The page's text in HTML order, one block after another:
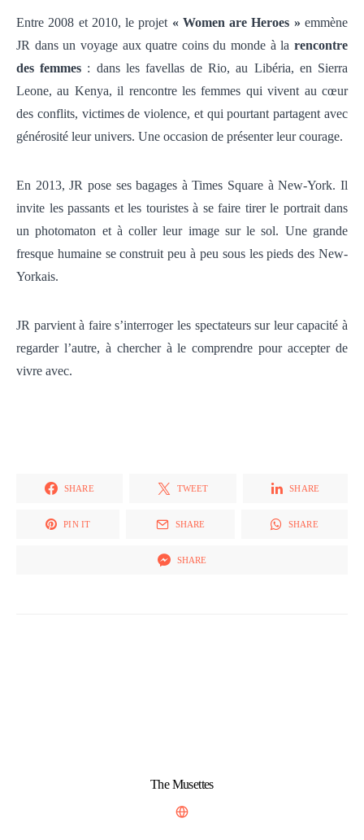
Entre 2008 et 2010, le projet « Women are Heroes »emmène
JR dans un voyage aux quatre coins du monde à la rencontre
des femmes : dans les favellas de Rio, au Libéria, en Sierra
Leone, au Kenya, il rencontre les femmes qui vivent au cœur
des conflits, victimes de violence, et qui pourtant partagent avec
générosité leur univers. Une occasion de présenter leur courage.
En 2013, JR pose ses bagages à Times Square à New-York. Il
invite les passants et les touristes à se faire tirer le portrait dans
un photomaton et à coller leur image sur le sol. Une grande
fresque humaine se construit peu à peu sous les pieds des New-
Yorkais.
JR parvient à faire s’interroger les spectateurs sur leur capacité à
regarder l’autre, à chercher à le comprendre pour accepter de
vivre avec.
SHARE TWEET SHARE
PIN IT SHARE SHARE
SHARE
The Musettes